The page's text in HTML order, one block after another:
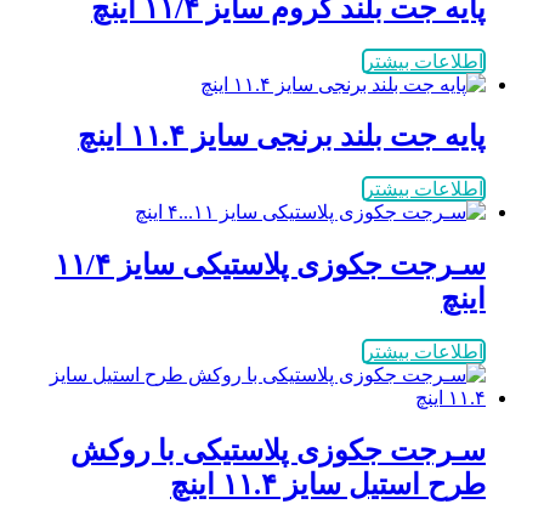
پایه جت بلند کروم سایز ۱۱/۴ اینچ
اطلاعات بیشتر
پایه جت بلند برنجی سایز ۱۱.۴ اینچ
اطلاعات بیشتر
سـرجت جکوزی پلاستیکی سایز ۱۱/۴
اینچ
اطلاعات بیشتر
سـرجت جکوزی پلاستیکی با روکش
طرح استیل سایز ۱۱.۴ اینچ